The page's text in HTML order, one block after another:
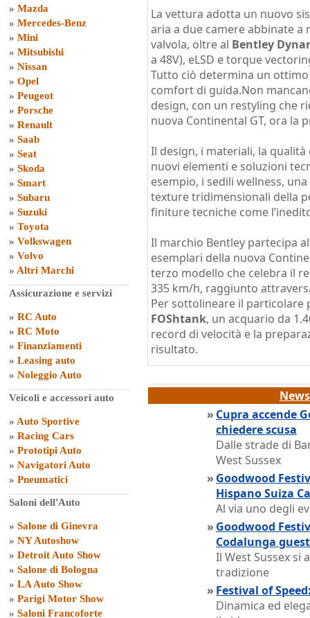
» Mazda
» Mercedes-Benz
» Mini
» Mitsubishi
» Nissan
» Opel
» Peugeot
» Porsche
» Renault
» Saab
» Seat
» Skoda
» Smart
» Subaru
» Suzuki
» Toyota
» Volkswagen
» Volvo
» Altri Marchi
Assicurazione e servizi
» RC Auto
» RC Moto
» Finanziamenti
» Leasing auto
» Noleggio Auto
Veicoli e accessori auto
» Auto Sportive
» Racing Cars
» Prototipi Auto
» Navigatori Auto
» Pneumatici
Saloni dell'Auto
» Salone di Ginevra
» NY Autoshow
» Detroit Auto Show
» Salone di Bologna
» LA Auto Show
» Parigi Motor Show
» Saloni Francoforte
La vettura adotta un nuovo
aria a due camere abbinate
valvola, oltre al Bentley
a 48V), eLSD e torque
Tutto ciò determina un
comfort di guida.Non
design, con un restyling che
nuova Continental GT, ora la
Il design, i materiali, la
nuovi elementi e soluzioni
esempio, i sedili wellness,
texture tridimensionali della
finiture tecniche come
Il marchio Bentley partecipa
esemplari della nuova
terzo modello che celebra il
335 km/h, raggiunto
Per sottolineare il particolare
FOShtank, un acquario da
record di velocità e la
risultato.
» Cupra accende
chiedere scusa
Dalle strade di
West Sussex
» Goodwood
Hispano Suiza
Al via uno degli
» Goodwood
Codalunga
Il West Sussex si
tradizione
» Festival of
Dinamica ed